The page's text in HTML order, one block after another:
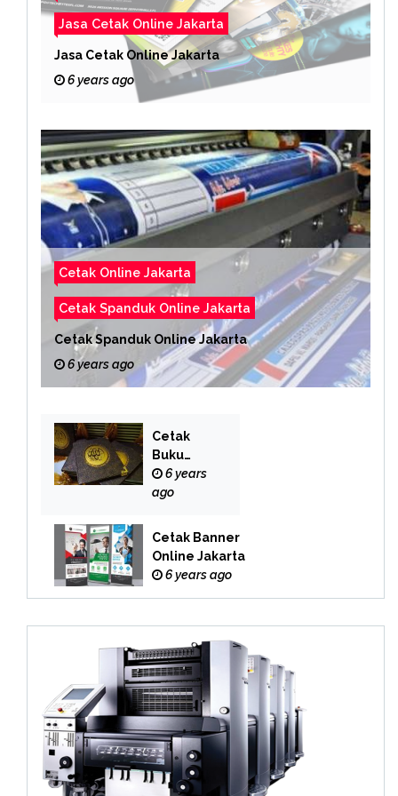
Jasa Cetak Online Jakarta
Jasa Cetak Online Jakarta
6 years ago
Cetak Online Jakarta
Cetak Spanduk Online Jakarta
Cetak Spanduk Online Jakarta
6 years ago
Cetak
Buku
Yasin
Online
6 years
ago
Cetak Banner
Online Jakarta
6 years ago